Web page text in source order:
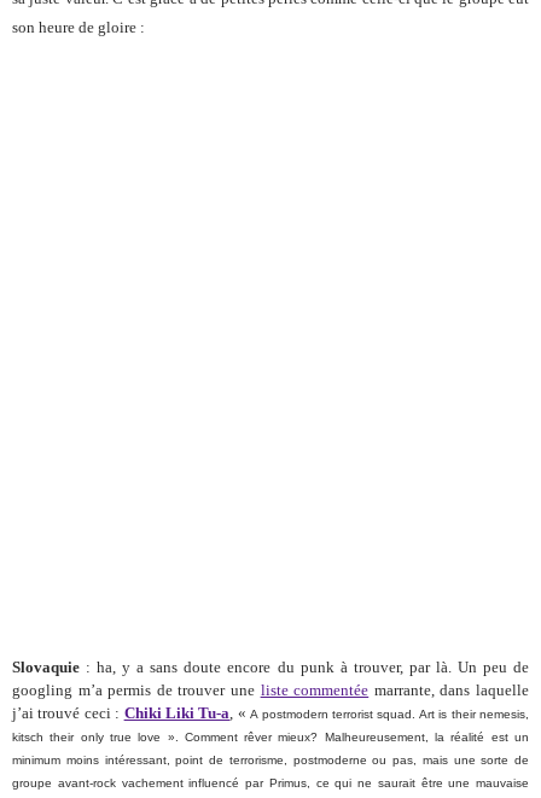
son heure de gloire :
Slovaquie : ha, y a sans doute encore du punk à trouver, par là. Un peu de
googling m’a permis de trouver une liste commentée marrante, dans laquelle
j’ai trouvé ceci : Chiki Liki Tu-a, «A postmodern terrorist squad. Art is their nemesis,
kitsch their only true love ». Comment rêver mieux? Malheureusement, la réalité est un
minimum moins intéressant, point de terrorisme, postmoderne ou pas, mais une sorte de
groupe avant-rock vachement influencé par Primus, ce qui ne saurait être une mauvaise